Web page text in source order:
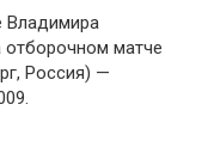
Владимира
отборочном матче
Россия) —